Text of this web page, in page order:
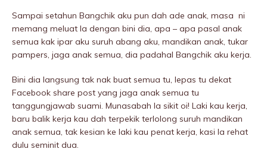
Sampai setahun Bangchik aku pun dah ade anak, masa ni
memang meluat la dengan bini dia, apa – apa pasal anak
semua kak ipar aku suruh abang aku, mandikan anak, tukar
pampers, jaga anak semua, dia padahal Bangchik aku kerja.
Bini dia langsung tak nak buat semua tu, lepas tu dekat
Facebook share post yang jaga anak semua tu
tanggungjawab suami. Munasabah la sikit oi! Laki kau kerja,
baru balik kerja kau dah terpekik terlolong suruh mandikan
anak semua, tak kesian ke laki kau penat kerja, kasi la rehat
dulu seminit dua.